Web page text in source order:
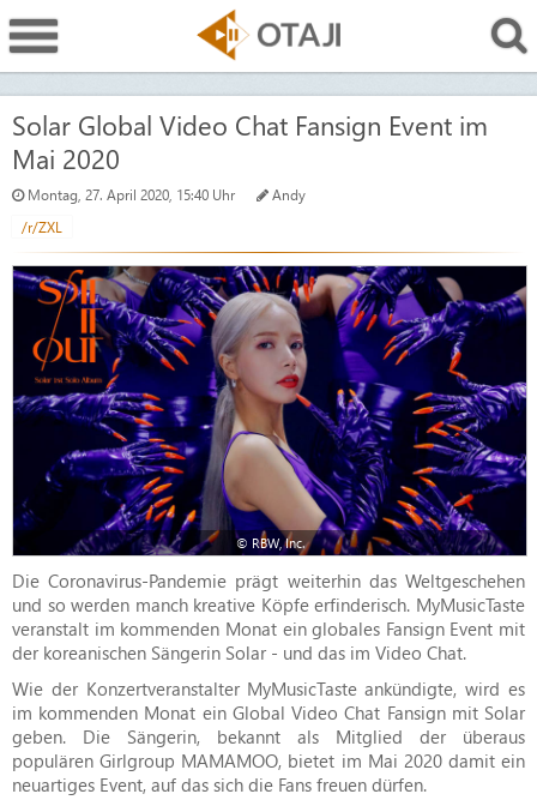
Solar Global Video Chat Fansign Event im
Mai 2020
Montag, 27. April 2020, 15:40 Uhr
Andy
/r/ZXL
© RBW, Inc.
Die Coronavirus-Pandemie prägt weiterhin das Weltgeschehen
und so werden manch kreative Köpfe erfinderisch. MyMusicTaste
veranstalt im kommenden Monat ein globales Fansign Event mit
der koreanischen Sängerin Solar - und das im Video Chat.
Wie der Konzertveranstalter MyMusicTaste ankündigte, wird es
im kommenden Monat ein Global Video Chat Fansign mit Solar
geben. Die Sängerin, bekannt als Mitglied der überaus
populären Girlgroup MAMAMOO, bietet im Mai 2020 damit ein
neuartiges Event, auf das sich die Fans freuen dürfen.